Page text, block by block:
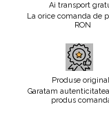
Ai transport
La orice comanda de
RON
Produse
Garatam
produs